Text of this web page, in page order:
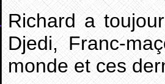
Richard a
Djedi, Franc-
monde et ces